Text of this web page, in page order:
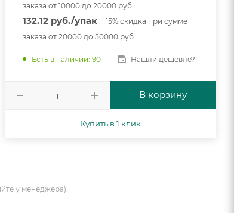
заказа от 10000 до 20000 руб.
132.12 руб./упак- 15% скидка при сумме
заказа от 20000 до 50000 руб.
Есть в наличии: 90 Нашли дешевле?
В корзину
Купить в 1 клик
у менеджера).